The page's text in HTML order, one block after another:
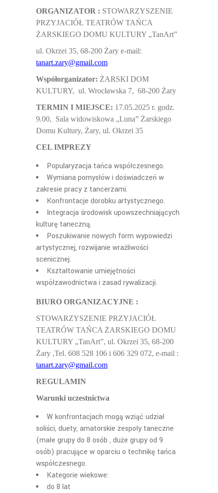
ORGANIZATOR : STOWARZYSZENIE
PRZYJACIÓŁ TEATRÓW TAŃCA
ŻARSKIEGO DOMU KULTURY „TanArt”
ul. Okrzei 35, 68-200 Żary e-mail:
tanart.zary@gmail.com
Współorganizator: ŻARSKI DOM
KULTURY, ul. Wrocławska 7, 68-200 Żary
TERMIN I MIEJSCE: 17.05.2025 r. godz.
9.00, Sala widowiskowa „Luna” Żarskiego
Domu Kultury, Żary, ul. Okrzei 35
CEL IMPREZY
Popularyzacja tańca współczesnego.
Wymiana pomysłów i doświadczeń w
zakresie pracy z tancerzami.
Konfrontacje dorobku artystycznego.
Integracja środowisk upowszechniających
kulturę taneczną.
Poszukiwanie nowych form wypowiedzi
artystycznej, rozwijanie wrażliwości
scenicznej.
Kształtowanie umiejętności
współzawodnictwa i zasad rywalizacji.
BIURO ORGANIZACYJNE :
STOWARZYSZENIE PRZYJACIÓŁ
TEATRÓW TAŃCA ŻARSKIEGO DOMU
KULTURY „TanArt”, ul. Okrzei 35, 68-200
Żary ,Tel. 608 528 106 i 606 329 072, e-mail :
tanart.zary@gmail.com
REGULAMIN
Warunki uczestnictwa
W konfrontacjach mogą wziąć udział
soliści, duety, amatorskie zespoły taneczne
(małe grupy do 8 osób , duże grupy od 9
osób) pracujące w oparciu o technikę tańca
współczesnego.
Kategorie wiekowe:
do 8 lat